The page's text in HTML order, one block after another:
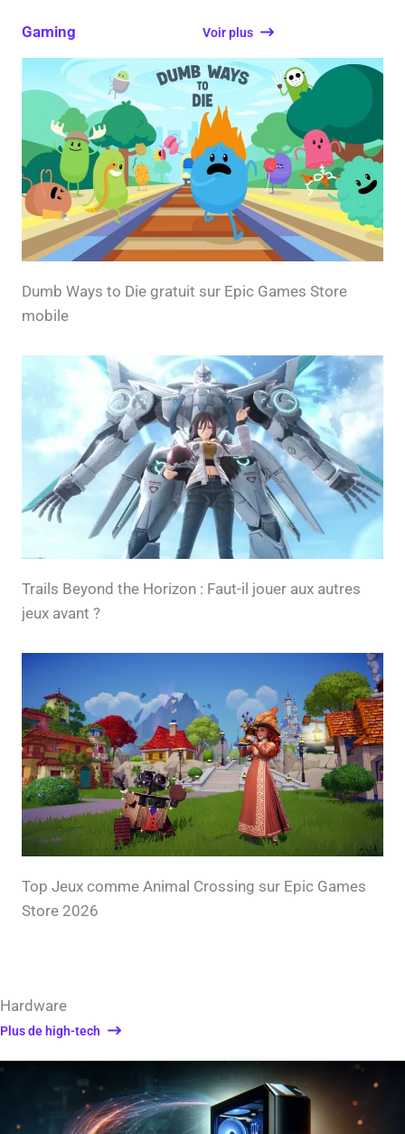
Gaming Voir plus
Dumb Ways to Die gratuit sur Epic Games Store
mobile
Trails Beyond the Horizon : Faut-il jouer aux autres
jeux avant ?
Top Jeux comme Animal Crossing sur Epic Games
Store 2026
Hardware
Plus de high-tech